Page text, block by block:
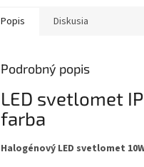
Popis Diskusia
Podrobný popis
LED svetlomet
farba
Halogénový LED svetlomet